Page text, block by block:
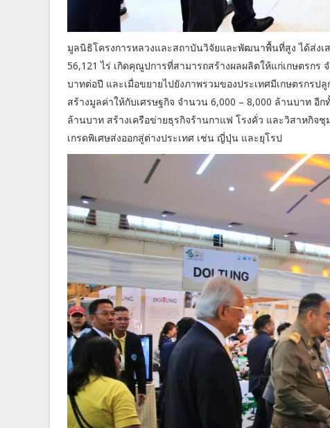
มูลนิธิโครงการหลวงและสถาบันวิจัยและพัฒนาพื้นที่สูง ได้ส่งเ
56,121 ไร่ เกิดคุณูปการที่สามารถสร้างผลผลิตให้แก่เกษตรก
บาทต่อปี และเมื่อขยายไปยังภาพรวมของประเทศมีเกษตรกรป
สร้างมูลค่าให้กับเศรษฐกิจ จำนวน 6,000 – 8,000 ล้านบาท
ล้านบาท สร้างเครือข่ายธุรกิจร้านกาแฟ โรงคั่ว และวิสาหกิจ
เกรดพิเศษส่งออกสู่ต่างประเทศ เช่น ญี่ปุ่น และยุโรป